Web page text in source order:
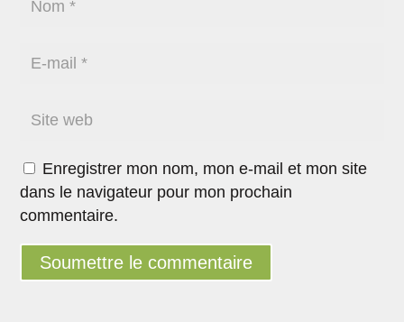
Enregistrer mon nom, mon e-mail et mon site
dans le navigateur pour mon prochain
commentaire.
Soumettre le commentaire